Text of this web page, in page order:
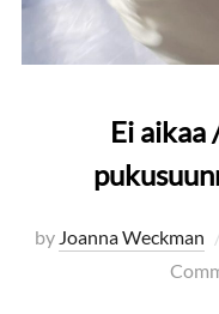
Ei
by Joanna Weckman